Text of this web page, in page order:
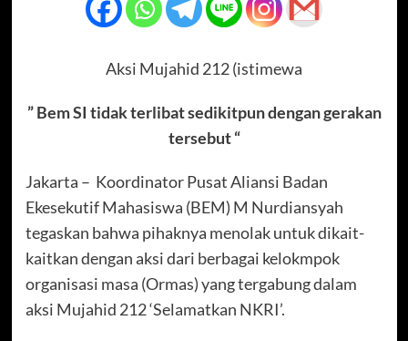
Aksi Mujahid 212 (istimewa
” Bem SI tidak terlibat sedikitpun dengan gerakan
tersebut “
Jakarta – Koordinator Pusat Aliansi Badan
Ekesekutif Mahasiswa (BEM) M Nurdiansyah
tegaskan bahwa pihaknya menolak untuk dikait-
kaitkan dengan aksi dari berbagai kelokmpok
organisasi masa (Ormas) yang tergabung dalam
aksi Mujahid 212 ‘Selamatkan NKRI’.